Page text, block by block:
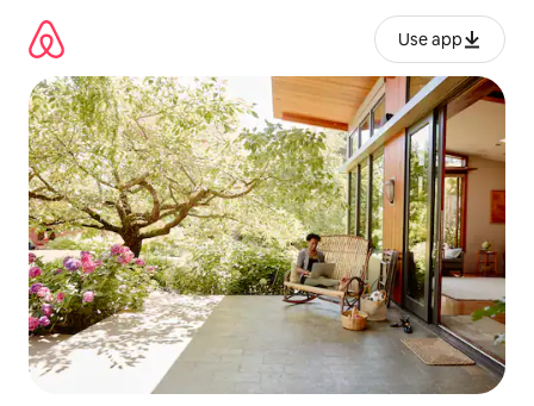
kwenda
kwenye
maudhui
Use app